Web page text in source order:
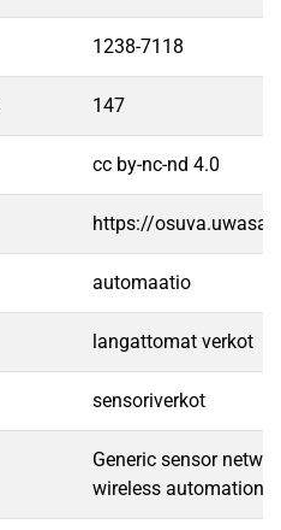
1238-7118
147
cc by-nc-nd 4.0
https://
automaatio
langattomat verkot
sensoriverkot
Generic sensor
wireless automation